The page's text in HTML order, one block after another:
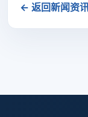
← 返回新闻资